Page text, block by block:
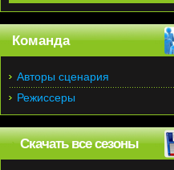
Команда
Авторы сценария
Режиссеры
Скачать все сезоны